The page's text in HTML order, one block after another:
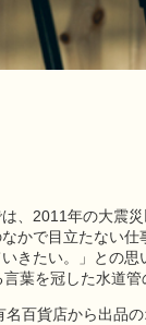
、2011年の大震
かで目立たない
きたい。」との
葉を冠した水道管
百貨店から出品の